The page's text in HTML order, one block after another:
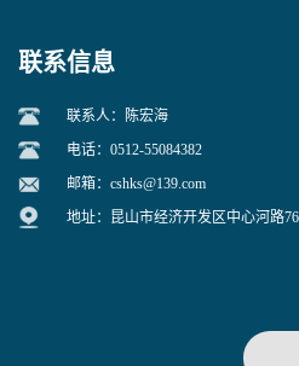
联系信息
联系人：陈宏海
电话：0512-55084382
邮箱： cshks@139.com
地址：昆山市经济开发区中心河路